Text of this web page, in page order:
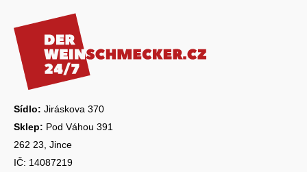
Sídlo: Jiráskova 370
Sklep: Pod Váhou 391
262 23, Jince
IČ: 14087219